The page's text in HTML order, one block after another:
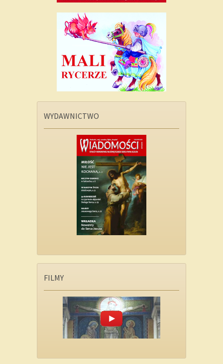
WYDAWNICTWO
FILMY